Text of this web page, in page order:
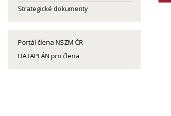
Strategické dokumenty
Portál člena NSZM ČR
DATAPLÁN pro člena